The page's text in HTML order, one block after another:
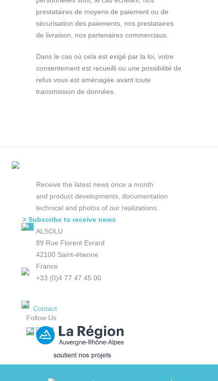
prestataires de moyens de paiement ou de
sécurisation des paiements, nos prestataires
de livraison, nos partenaires commerciaux.
Dans le cas où cela est exigé par la loi, votre
consentement est recueilli ou une possibilité de
refus vous est aménagée avant toute
transmission de données.
Receive the latest news once a month
and product developments, documentation
technical and photos of our realizations.
> Subscribe to receive news
ALSOLU
89 Rue Florent Evrard
42100 Saint-étienne
France
+33 (0)4 77 47 45 00
Contact
Follow Us